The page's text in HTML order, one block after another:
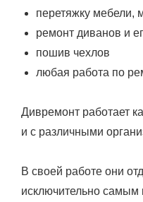
перетяжку мебели,
ремонт диванов и
пошив чехлов
любая работа по
Дивремонт работает
и с различными
В своей работе они
исключительно